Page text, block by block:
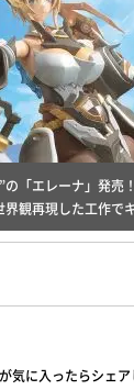
の「エレーナ」発売
界観再現した工作で
気に入ったらシェア